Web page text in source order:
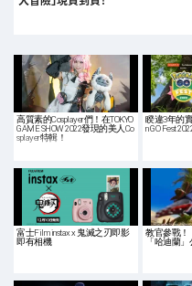
高質素的Cosplayer們！在TOKYO
GAME SHOW 2022發現的美人Co
splayer特輯！
睽違3年的
n GO Fest
富士Film instax x 鬼滅之刃即影
即有相機
教官參戰！
「哈迪蘭」